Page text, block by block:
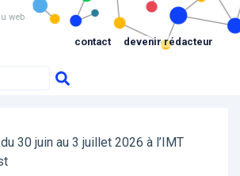
web
contact devenir rédacteur
30 juin au 3 juillet 2026 à l’IMT